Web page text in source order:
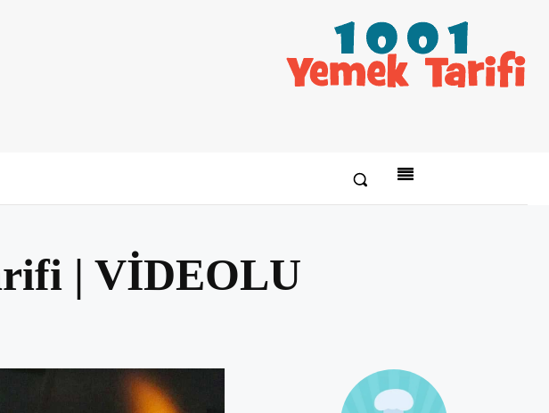
| VİDEOLU